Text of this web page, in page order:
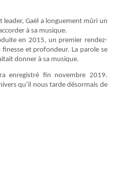
leader, Gaël a longuement mûri un
à sa musique.
en 2015, un premier rendez-
et profondeur. La parole se
donner à sa musique.
enregistré fin novembre 2019.
qu’il nous tarde désormais de